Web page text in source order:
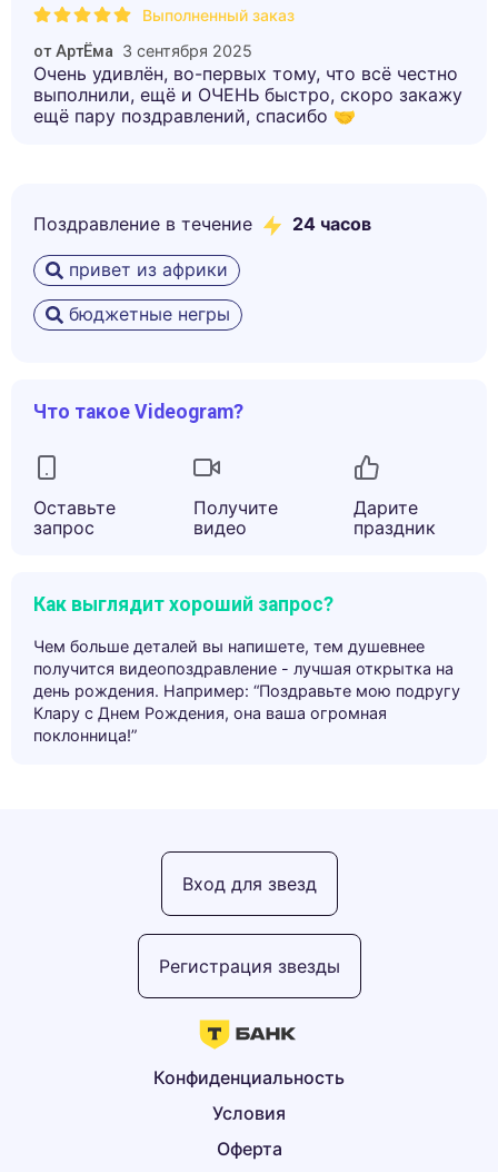
Выполненный заказ
отАртЁма 3 сентября 2025
Очень удивлён, во-первых тому, что всё честно
выполнили, ещё и ОЧЕНЬ быстро, скоро закажу
ещё пару поздравлений, спасибо 🤝
Поздравление в течение 24 часов
привет из африки
бюджетные негры
Что такое Videogram?
Оставьте
запрос
Получите
видео
Дарите
праздник
Как выглядит хороший запрос?
Чем больше деталей вы напишете, тем душевнее
получится видеопоздравление - лучшая открытка на
день рождения. Например: “Поздравьте мою подругу
Клару с Днем Рождения, она ваша огромная
поклонница!”
Оферта
Условия
Конфиденциальность
Регистрация звезды
Вход для звезд